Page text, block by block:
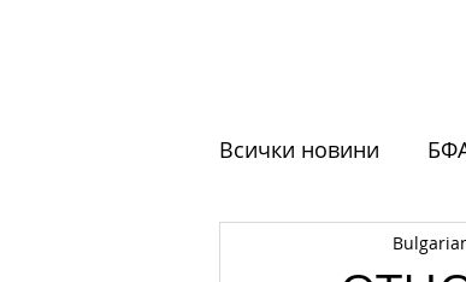
Всички новини